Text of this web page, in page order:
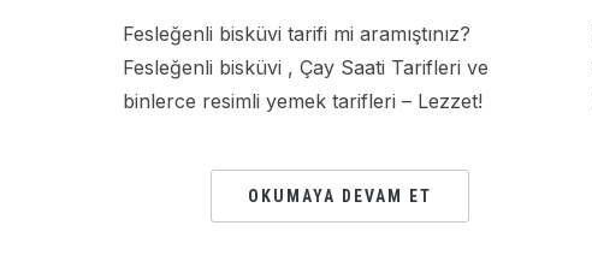
Fesleğenli bisküvi tarifi mi aramıştınız?
Fesleğenli bisküvi , Çay Saati Tarifleri ve
binlerce resimli yemek tarifleri – Lezzet!
OKUMAYA DEVAM ET